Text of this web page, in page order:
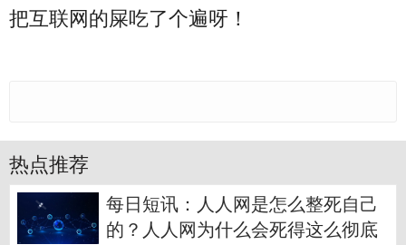
把互联网的屎吃了个遍呀！
热点推荐
每日短讯：人人网是怎么整死自己
的？人人网为什么会死得这么彻底